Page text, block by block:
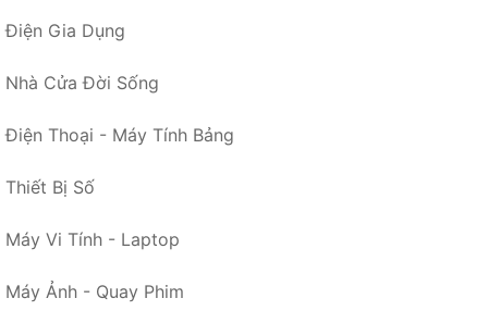
Điện Gia Dụng
Nhà Cửa Đời Sống
Điện Thoại - Máy Tính Bảng
Thiết Bị Số
Máy Vi Tính - Laptop
Máy Ảnh - Quay Phim